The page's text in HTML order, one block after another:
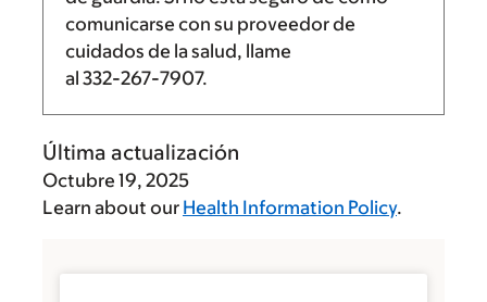
comunicarse con su proveedor de
cuidados de la salud, llame
al 332-267-7907.
Última actualización
Octubre 19, 2025
Learn about our Health Information Policy.